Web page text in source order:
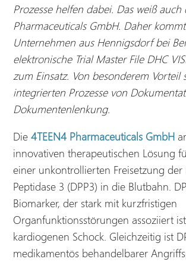
Prozesse helfen dabei. Das weiß auch
Pharmaceuticals GmbH. Daher
Unternehmen aus Hennigsdorf bei
elektronische Trial Master File DHC
zum Einsatz. Von besonderem Vorteil
integrierten Prozesse von
Dokumentenlenkung.
Die4TEEN4 Pharmaceuticals GmbH
innovativen therapeutischen Lösung
einer unkontrollierten Freisetzung der
Peptidase 3 (DPP3) in die Blutbahn.
Biomarker, der stark mit kurzfristigen
Organfunktionsstörungen assoziiert
kardiogenen Schock. Gleichzeitig ist
medikamentös behandelbarer